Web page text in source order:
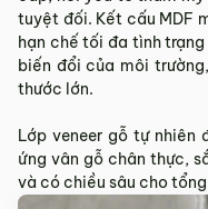
tuyệt đối. Kết cấu MDF
hạn chế tối đa tình
biến đổi của môi
thước lớn.
Lớp veneer gỗ tự nhiên
ứng vân gỗ chân thực,
và có chiều sâu cho
Sản phẩm mới đã
hàng.
Mọi thông tin cần hỗ
qua:
0942 902
Email: